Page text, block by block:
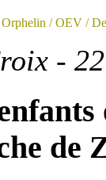
/ OEV /
-
de